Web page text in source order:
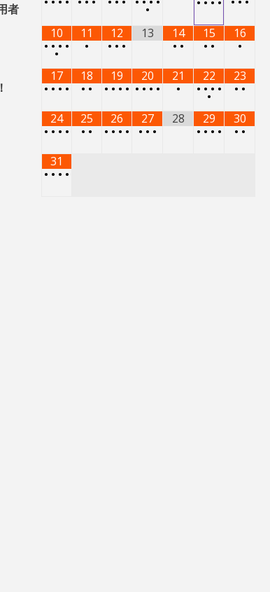
••••
•
•
•••
13
••
••
•
17
••••
••
•••• ••••
•
••••
•
••
••••
••
•••• •••
29
••••
••
••••